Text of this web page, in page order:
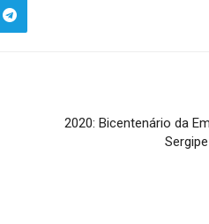
2020: Bicentenário da